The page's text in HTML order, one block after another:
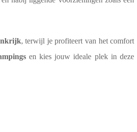
, terwijl je profiteert van het comfort
en kies jouw ideale plek in deze